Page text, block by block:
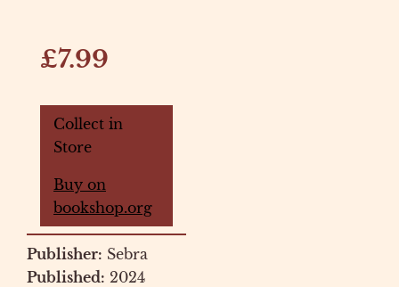
£7.99
Collect in
Store
Buy on
bookshop.org
Publisher: Sebra
Published: 2024